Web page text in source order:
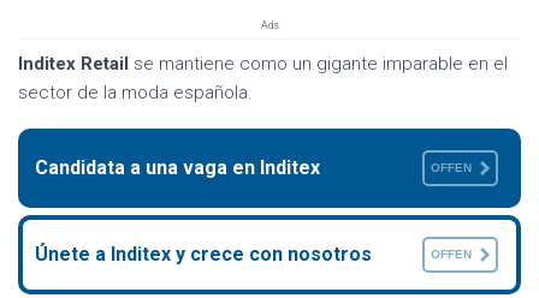
I
O
N
Ads
Inditex Retail se mantiene como un gigante imparable en el
sector de la moda española.
Candidata a una vaga en Inditex OFFEN
Únete a Inditex y crece con nosotros OFFEN